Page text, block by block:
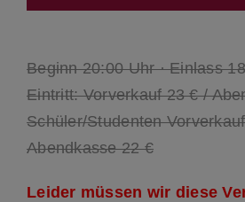
Beginn 20:00 Uhr · Einlass
Eintritt: Vorverkauf 23 € /
Schüler/Studenten
Abendkasse 22 €
Leider müssen wir diese